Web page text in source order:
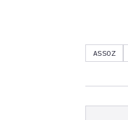
ASSOZ